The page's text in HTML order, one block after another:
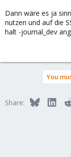
Dann wäre es ja
nutzen und auf die
halt -journal_dev
You
Share: Bluesky